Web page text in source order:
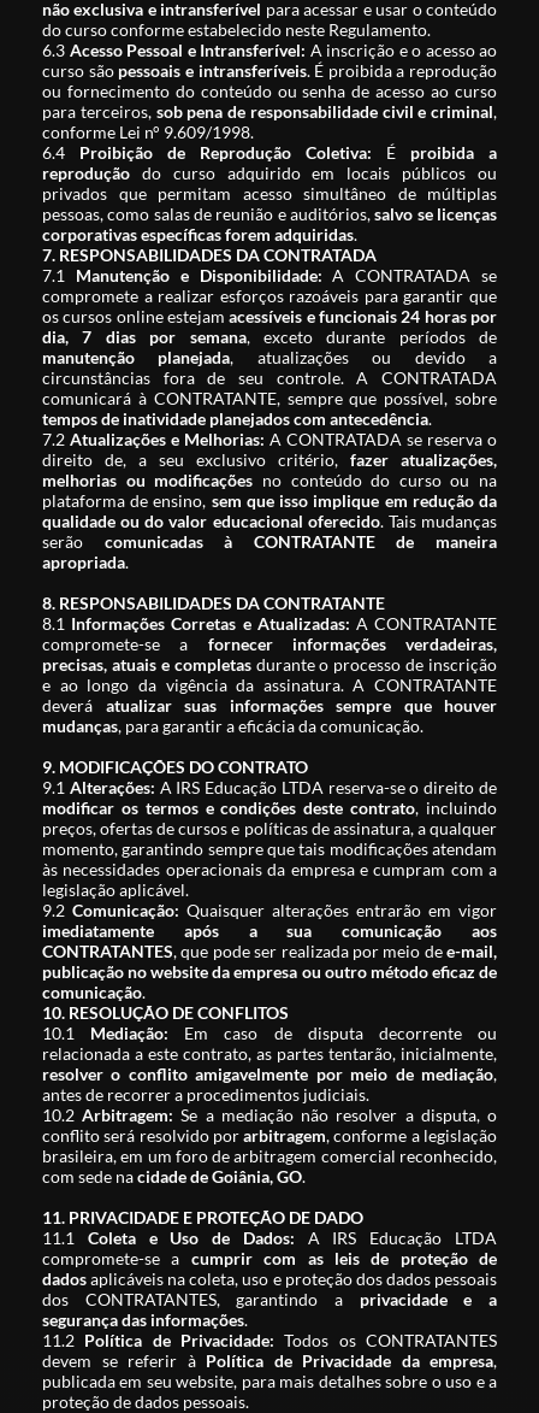
não exclusiva e intransferível para acessar e usar o conteúdo
do curso conforme estabelecido neste Regulamento.
6.3 Acesso Pessoal e Intransferível: A inscrição e o acesso ao
curso são pessoais e intransferíveis. É proibida a reprodução
ou fornecimento do conteúdo ou senha de acesso ao curso
para terceiros, sob pena de responsabilidade civil e criminal,
conforme Lei n° 9.609/1998.
6.4 Proibição de Reprodução Coletiva: É proibida a
reprodução do curso adquirido em locais públicos ou
privados que permitam acesso simultâneo de múltiplas
pessoas, como salas de reunião e auditórios,salvo se licenças
corporativas específicas forem adquiridas.
7. RESPONSABILIDADES DA CONTRATADA
7.1 Manutenção e Disponibilidade: A CONTRATADA se
compromete a realizar esforços razoáveis para garantir que
os cursos online estejamacessíveis e funcionais 24 horas por
dia, 7 dias por semana, exceto durante períodos de
manutenção planejada, atualizações ou devido a
circunstâncias fora de seu controle. A CONTRATADA
comunicará à CONTRATANTE, sempre que possível, sobre
tempos de inatividade planejados com antecedência.
7.2 Atualizações e Melhorias: A CONTRATADA se reserva o
direito de, a seu exclusivo critério, fazer atualizações,
melhorias ou modificações no conteúdo do curso ou na
plataforma de ensino, sem que isso implique em redução da
qualidade ou do valor educacional oferecido. Tais mudanças
serão comunicadas à CONTRATANTE de maneira
apropriada.
8. RESPONSABILIDADES DA CONTRATANTE
8.1 Informações Corretas e Atualizadas: A CONTRATANTE
compromete-se a fornecer informações verdadeiras,
precisas, atuais e completasdurante o processo de inscrição
e ao longo da vigência da assinatura. A CONTRATANTE
deverá atualizar suas informações sempre que houver
mudanças, para garantir a eficácia da comunicação.
9. MODIFICAÇÕES DO CONTRATO
9.1 Alterações: A IRS Educação LTDA reserva-se o direito de
modificar os termos e condições deste contrato, incluindo
preços, ofertas de cursos e políticas de assinatura, a qualquer
momento, garantindo sempre que tais modificações atendam
às necessidades operacionais da empresa e cumpram com a
legislação aplicável.
9.2 Comunicação: Quaisquer alterações entrarão em vigor
imediatamente após a sua comunicação aos
CONTRATANTES, que pode ser realizada por meio dee-mail,
publicação no website da empresa ou outro método eficaz de
comunicação.
10. RESOLUÇÃO DE CONFLITOS
10.1 Mediação: Em caso de disputa decorrente ou
relacionada a este contrato, as partes tentarão, inicialmente,
resolver o conflito amigavelmente por meio de mediação,
antes de recorrer a procedimentos judiciais.
10.2Arbitragem: Se a mediação não resolver a disputa, o
conflito será resolvido porarbitragem, conforme a legislação
brasileira, em um foro de arbitragem comercial reconhecido,
com sede nacidade de Goiânia, GO.
11. PRIVACIDADE E PROTEÇÃO DE DADO
11.1 Coleta e Uso de Dados: A IRS Educação LTDA
compromete-se a cumprir com as leis de proteção de
dadosaplicáveis na coleta, uso e proteção dos dados pessoais
dos CONTRATANTES, garantindo a privacidade e a
segurança das informações.
11.2 Política de Privacidade: Todos os CONTRATANTES
devem se referir à Política de Privacidade da empresa,
publicada em seu website, para mais detalhes sobre o uso e a
proteção de dados pessoais.